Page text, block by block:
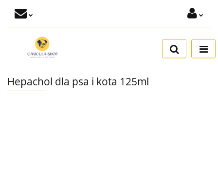
Zaloguj się
Dodaj zgłoszenie
Hepachol dla psa i kota 125ml